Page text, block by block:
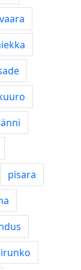
pisara